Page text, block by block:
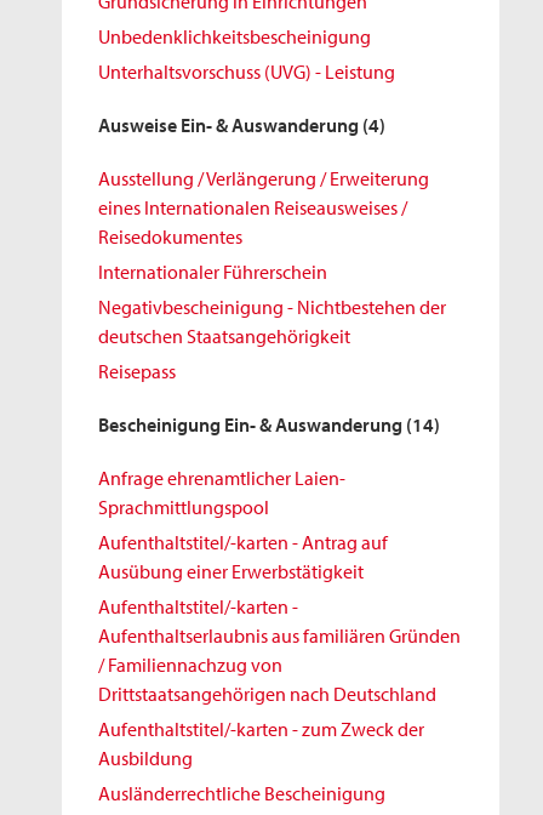
Unbedenklichkeitsbescheinigung
Unterhaltsvorschuss (UVG) - Leistung
Ausweise Ein- & Auswanderung (4)
Ausstellung / Verlängerung / Erweiterung
eines Internationalen Reiseausweises /
Reisedokumentes
Internationaler Führerschein
Negativbescheinigung - Nichtbestehen der
deutschen Staatsangehörigkeit
Reisepass
Bescheinigung Ein- & Auswanderung (14)
Anfrage ehrenamtlicher Laien-
Sprachmittlungspool
Aufenthaltstitel/-karten - Antrag auf
Ausübung einer Erwerbstätigkeit
Aufenthaltstitel/-karten -
Aufenthaltserlaubnis aus familiären Gründen
/ Familiennachzug von
Drittstaatsangehörigen nach Deutschland
Aufenthaltstitel/-karten - zum Zweck der
Ausbildung
Ausländerrechtliche Bescheinigung